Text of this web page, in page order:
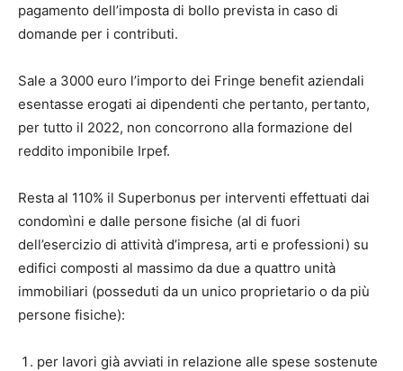
pagamento dell’imposta di bollo prevista in caso di
domande per i contributi.
Sale a 3000 euro l’importo dei Fringe benefit aziendali
esentasse erogati ai dipendenti che pertanto, pertanto,
per tutto il 2022, non concorrono alla formazione del
reddito imponibile Irpef.
Resta al 110% il Superbonus per interventi effettuati dai
condomìni e dalle persone fisiche (al di fuori
dell’esercizio di attività d’impresa, arti e professioni) su
edifici composti al massimo da due a quattro unità
immobiliari (posseduti da un unico proprietario o da più
persone fisiche):
per lavori già avviati in relazione alle spese sostenute